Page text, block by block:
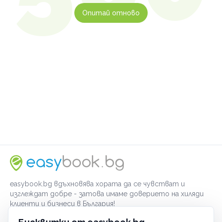
Опитай отново
easybook.bg вдъхновява хората да се чувстват и
изглеждат добре - затова имаме доверието на хиляди
клиенти и бизнеси в България!